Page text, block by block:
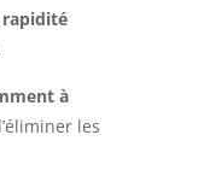
rapidité
à
les